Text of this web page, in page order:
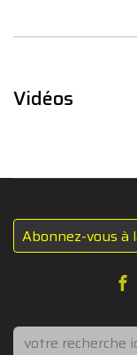
Vidéos
Abonnez-vous
Rechercher